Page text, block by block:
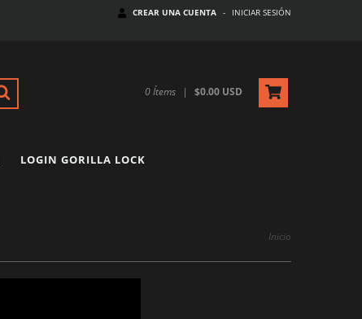
CREAR UNA CUENTA - INICIAR SESIÓN
0Ítems | $0.00 USD
LOGIN GORILLA LOCK
Inicio